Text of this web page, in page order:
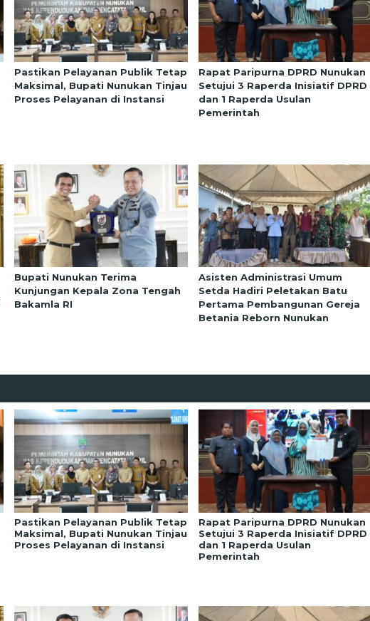
Pastikan Pelayanan Publik Tetap
Maksimal, Bupati Nunukan Tinjau
Proses Pelayanan di Instansi
Rapat Paripurna DPRD Nunukan
Setujui 3 Raperda Inisiatif DPRD
dan 1 Raperda Usulan
Pemerintah
Bupati Nunukan Terima
Kunjungan Kepala Zona Tengah
Bakamla RI
Asisten Administrasi Umum
Setda Hadiri Peletakan Batu
Pertama Pembangunan Gereja
Betania Reborn Nunukan
Pastikan Pelayanan Publik Tetap
Maksimal, Bupati Nunukan Tinjau
Proses Pelayanan di Instansi
Rapat Paripurna DPRD Nunukan
Setujui 3 Raperda Inisiatif DPRD
dan 1 Raperda Usulan
Pemerintah